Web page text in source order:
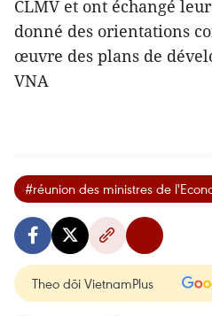
CLMV et ont échangé
donné des orientations
œuvre des plans de
VNA
#réunion des ministres de
Theo dõi VietnamPlus